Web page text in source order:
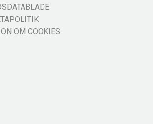
OM COOKIES